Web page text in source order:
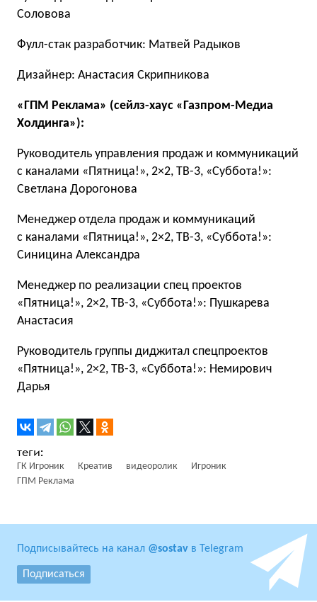
Соловова
Фулл-стак разработчик: Матвей Радыков
Дизайнер: Анастасия Скрипникова
«ГПМ Реклама» (сейлз-хаус «Газпром-Медиа
Холдинга»):
Руководитель управления продаж и коммуникаций
с каналами «Пятница!», 2×2, TВ-3, «Суббота!»:
Светлана Дорогонова
Менеджер отдела продаж и коммуникаций
с каналами «Пятница!», 2×2, TВ-3, «Суббота!»:
Синицина Александра
Менеджер по реализации спец проектов
«Пятница!», 2×2, TВ-3, «Суббота!»: Пушкарева
Анастасия
Руководитель группы диджитал спецпроектов
«Пятница!», 2×2, TВ-3, «Суббота!»: Немирович
Дарья
ГК Игроник Креатив видеоролик
Игроник
ГПМ Реклама
Подписывайтесь на канал @sostav в Telegram
Подписаться